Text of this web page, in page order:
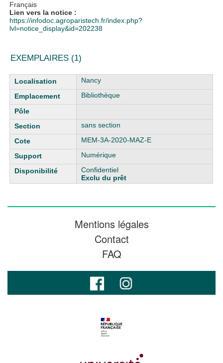
Français
Lien vers la notice :
https://infodoc.agroparistech.fr/index.php?
lvl=notice_display&id=202238
EXEMPLAIRES (1)
Liste des exemplaires
Nancy
Bibliothèque
sans section
MEM-3A-2020-MAZ-E
Numérique
Confidentiel
Exclu du prêt
Mentions légales
Contact
FAQ